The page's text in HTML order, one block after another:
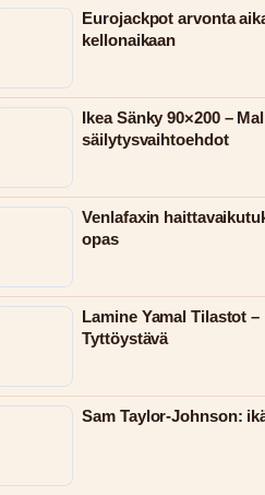
Eurojackpot arvonta
kellonaikaan
Ikea Sänky 90×200 –
säilytysvaihtoehdot
Venlafaxin
opas
Lamine Yamal Tilastot
Tyttöystävä
Sam Taylor-Johnson: